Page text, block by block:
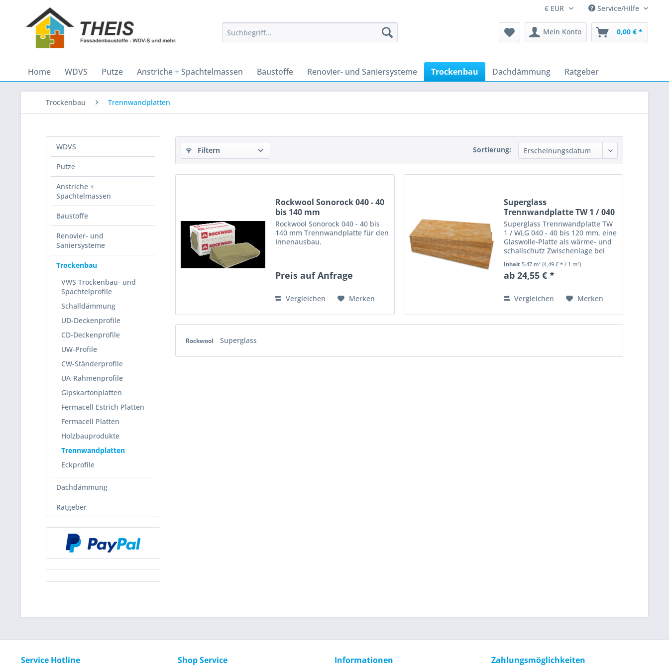
Service/Hilfe
Mein Konto 0,00 € *
Home WDVS Putze Anstriche + Spachtelmassen Baustoffe Renovier- und Saniersysteme Trockenbau Dachdämmung Ratgeber
Trockenbau Trennwandplatten
WDVS
Putze
Anstriche +
Spachtelmassen
Baustoffe
Renovier- und
Saniersysteme
Trockenbau
VWS Trockenbau- und
Spachtelprofile
Schalldämmung
UD-Deckenprofile
CD-Deckenprofile
UW-Profile
CW-Ständerprofile
UA-Rahmenprofile
Gipskartonplatten
Fermacell Estrich Platten
Fermacell Platten
Holzbauprodukte
Trennwandplatten
Eckprofile
Dachdämmung
Ratgeber
Filtern Sortierung:
Rockwool Sonorock 040 - 40
bis 140 mm
Rockwool Sonorock 040 - 40 bis
140 mm Trennwandplatte für den
Innenausbau.
Preis auf Anfrage
Vergleichen Merken
Superglass
Trennwandplatte TW 1 / 040
- 40 bis...
Superglass Trennwandplatte TW
1 / WLG 040 - 40 bis 120 mm, eine
Glaswolle-Platte als wärme- und
schallschutz Zwischenlage bei
Trennwänden und abgehängten
Decken. Wärmeleitfähigkeit (WLG
040), Anwendungsgebiet nach
Inhalt5.47 m²(4,49 € * / 1 m²)
ab 24,55 € *
Vergleichen Merken
Rockwool Superglass
Service Hotline Shop Service Informationen Zahlungsmöglichkeiten